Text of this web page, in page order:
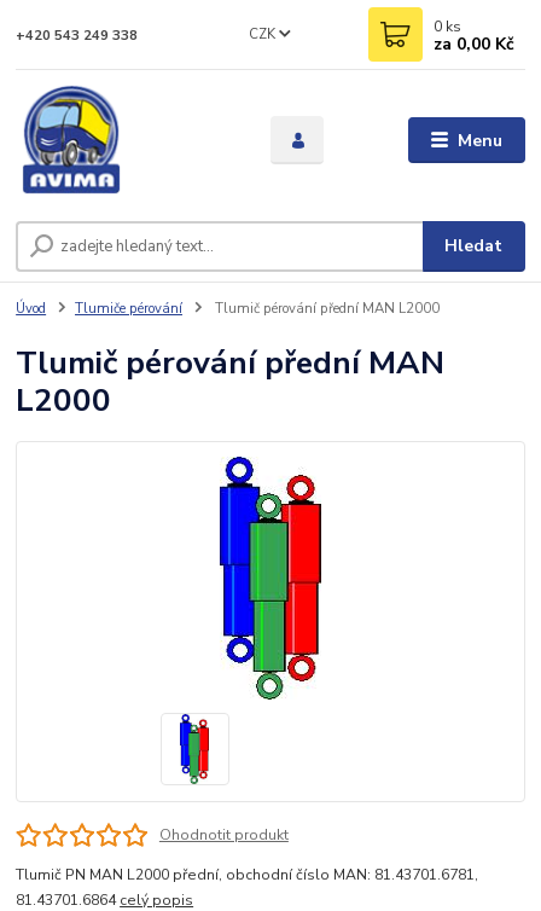
Menu
CZK
Hledat
+420 543 249 338 0 ks
za 0,00 Kč
Úvod Tlumiče pérování Tlumič pérování přední MAN L2000
Tlumič pérování přední MAN
L2000
Ohodnotit produkt
Tlumič PN MAN L2000 přední, obchodní číslo MAN: 81.43701.6781,
81.43701.6864celý popis